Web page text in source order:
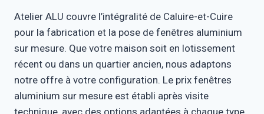
Atelier ALU couvre l’intégralité de Caluire-et-Cuire
pour la fabrication et la pose de fenêtres aluminium
sur mesure. Que votre maison soit en lotissement
récent ou dans un quartier ancien, nous adaptons
notre offre à votre configuration. Le prix fenêtres
aluminium sur mesure est établi après visite